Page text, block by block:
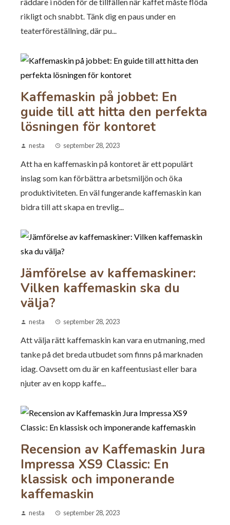
rikligt och snabbt. Tänk dig en paus under en
teaterföreställning, där pu...
Kaffemaskin på jobbet: En
guide till att hitta den perfekta
lösningen för kontoret
nesta september 28, 2023
Att ha en kaffemaskin på kontoret är ett populärt
inslag som kan förbättra arbetsmiljön och öka
produktiviteten. En väl fungerande kaffemaskin kan
bidra till att skapa en trevlig...
Jämförelse av kaffemaskiner:
Vilken kaffemaskin ska du
välja?
nesta september 28, 2023
Att välja rätt kaffemaskin kan vara en utmaning, med
tanke på det breda utbudet som finns på marknaden
idag. Oavsett om du är en kaffeentusiast eller bara
njuter av en kopp kaffe...
Recension av Kaffemaskin Jura
Impressa XS9 Classic: En
klassisk och imponerande
kaffemaskin
nesta september 28, 2023